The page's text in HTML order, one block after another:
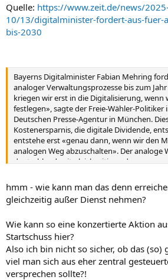
Quelle: https://www.zeit.de/news/
10/13/digitalminister-fordert-aus-fuer-
bis-2030
Bayerns Digitalminister Fabian Mehring
analoger Verwaltungsprozesse bis zum
kriegen wir erst in die Digitalisierung, wenn
festlegen», sagte der Freie-Wähler-Politiker
Deutschen Presse-Agentur in München.
Kostenersparnis, die digitale Dividende,
entstehe erst «genau dann, wenn wir den
analogen Weg abzuschalten». Der analoge
deutschlandweit gleichzeitig enden,
hmm - wie kann man das denn
gleichzeitig außer Dienst nehmen?
Wie kann so eine konzertierte Aktion
Startschuss hier?
Also ich bin nicht so sicher, ob das (so)
viel man sich aus eher zentral
versprechen sollte?!